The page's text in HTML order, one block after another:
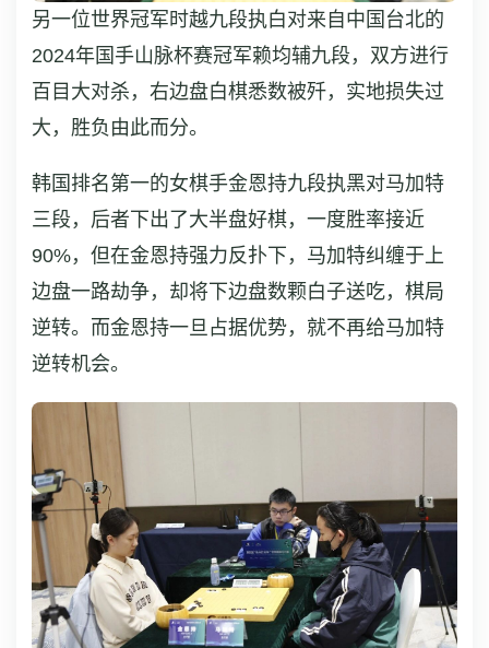
另一位世界冠军时越九段执白对来自中国台北的
2024年国手山脉杯赛冠军赖均辅九段，双方进行
百目大对杀，右边盘白棋悉数被歼，实地损失过
大，胜负由此而分。
韩国排名第一的女棋手金恩持九段执黑对马加特
三段，后者下出了大半盘好棋，一度胜率接近
90%，但在金恩持强力反扑下，马加特纠缠于上
边盘一路劫争，却将下边盘数颗白子送吃，棋局
逆转。而金恩持一旦占据优势，就不再给马加特
逆转机会。